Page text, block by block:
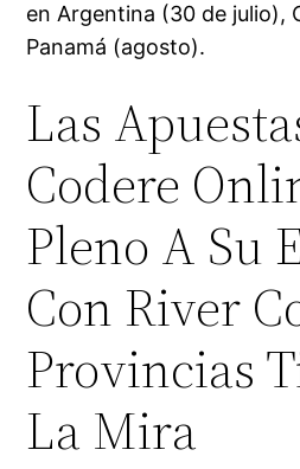
en Argentina (30 de julio),
Panamá (agosto).
Las
Codere
Pleno A Su
Con River
Provincias
La Mira